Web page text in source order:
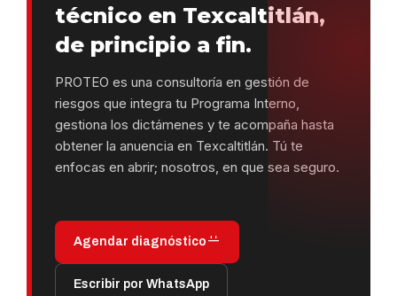
técnico en Texcaltitlán,
de principio a fin.
PROTEO es una consultoría en gestión de
riesgos que integra tu Programa Interno,
gestiona los dictámenes y te acompaña hasta
obtener la anuencia en Texcaltitlán. Tú te
enfocas en abrir; nosotros, en que sea seguro.
Agendar diagnóstico
Escribir por WhatsApp